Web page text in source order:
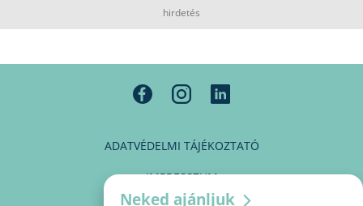
hirdetés
ADATVÉDELMI TÁJÉKOZTATÓ
IMPRESSZUM
Neked ajánljuk